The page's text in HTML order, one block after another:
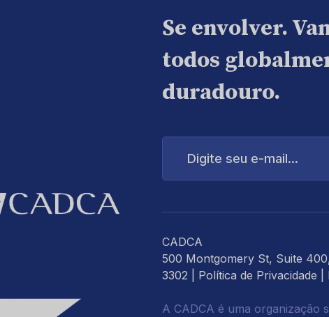
Se envolver.
todos
duradouro.
Digite
CADCA
500 Montgomery St, Suite
3302 | Política de Privacidade
A CADCA é uma organização